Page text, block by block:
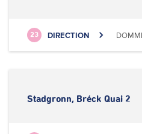
23 DIRECTION
Stadgronn, Bréck Quai 2